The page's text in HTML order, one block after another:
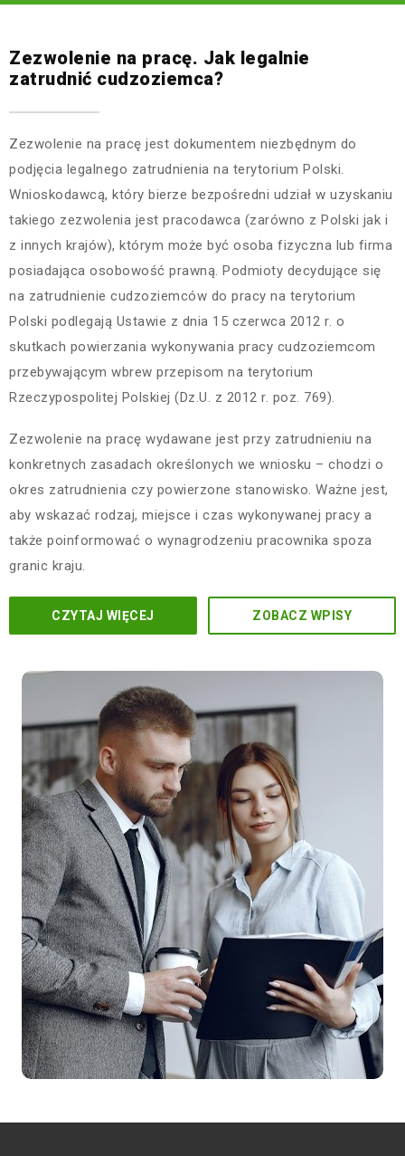
Zezwolenie na pracę. Jak legalnie
zatrudnić cudzoziemca?
Zezwolenie na pracę jest dokumentem niezbędnym do
podjęcia legalnego zatrudnienia na terytorium Polski.
Wnioskodawcą, który bierze bezpośredni udział w uzyskaniu
takiego zezwolenia jest pracodawca (zarówno z Polski jak i
z innych krajów), którym może być osoba fizyczna lub firma
posiadająca osobowość prawną. Podmioty decydujące się
na zatrudnienie cudzoziemców do pracy na terytorium
Polski podlegają Ustawie z dnia 15 czerwca 2012 r. o
skutkach powierzania wykonywania pracy cudzoziemcom
przebywającym wbrew przepisom na terytorium
Rzeczypospolitej Polskiej (Dz.U. z 2012 r. poz. 769).
Zezwolenie na pracę wydawane jest przy zatrudnieniu na
konkretnych zasadach określonych we wniosku – chodzi o
okres zatrudnienia czy powierzone stanowisko. Ważne jest,
aby wskazać rodzaj, miejsce i czas wykonywanej pracy a
także poinformować o wynagrodzeniu pracownika spoza
granic kraju.
CZYTAJ WIĘCEJ ZOBACZ WPISY